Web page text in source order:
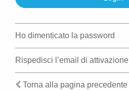
Ho dimenticato la password
Rispedisci l’email di attivazione
Torna alla pagina precedente